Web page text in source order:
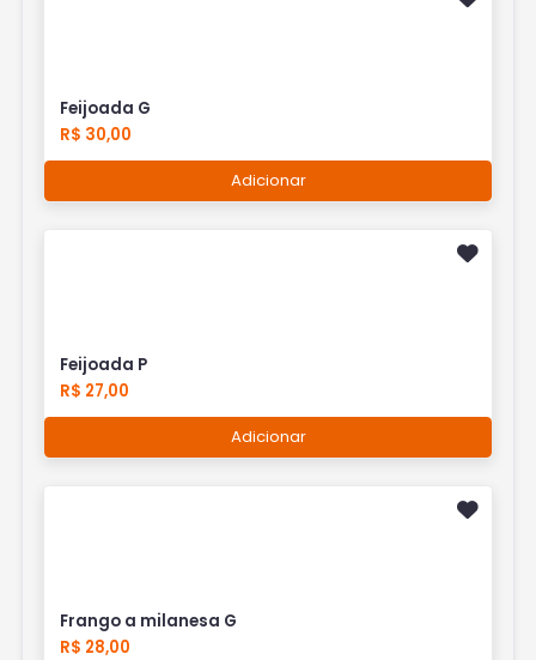
Feijoada G
R$ 30,00
Adicionar
Feijoada P
R$ 27,00
Adicionar
Frango a milanesa G
R$ 28,00